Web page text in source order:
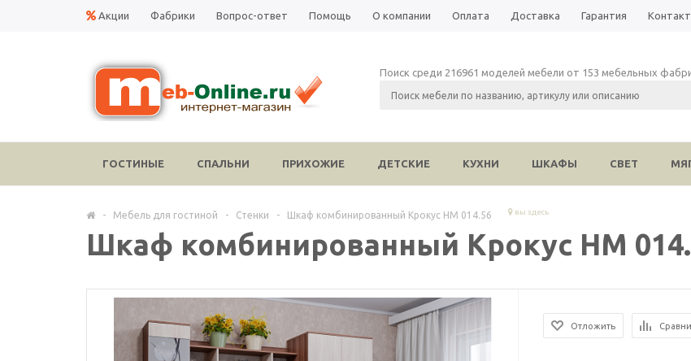
Акции Фабрики Вопрос-ответ Помощь О компании Оплата Доставка Гарантия
Поиск среди 216961 моделей мебели от 153 мебельных
ГОСТИНЫЕ СПАЛЬНИ ПРИХОЖИЕ ДЕТСКИЕ КУХНИ ШКАФЫ СВЕТ
- Мебель для гостиной - Стенки - Шкаф комбинированный Крокус НМ 014.56 вы здесь
Шкаф комбинированный Крокус НМ
Отложить